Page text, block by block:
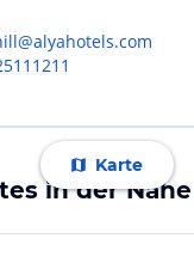
Karte
in der Nähe